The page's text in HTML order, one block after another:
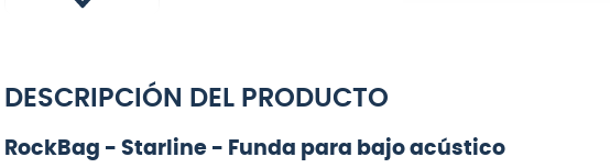
DESCRIPCIÓN DEL PRODUCTO
RockBag - Starline - Funda para bajo acústico